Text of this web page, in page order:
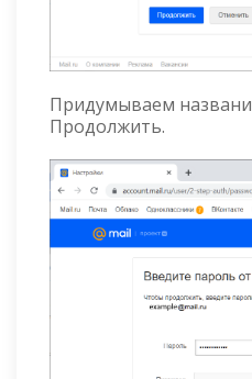
Придумываем
Продолжить.